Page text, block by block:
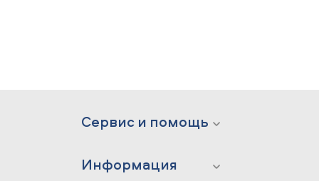
Сервис и помощь
Информация